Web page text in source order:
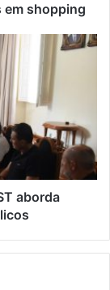
em shopping
aborda